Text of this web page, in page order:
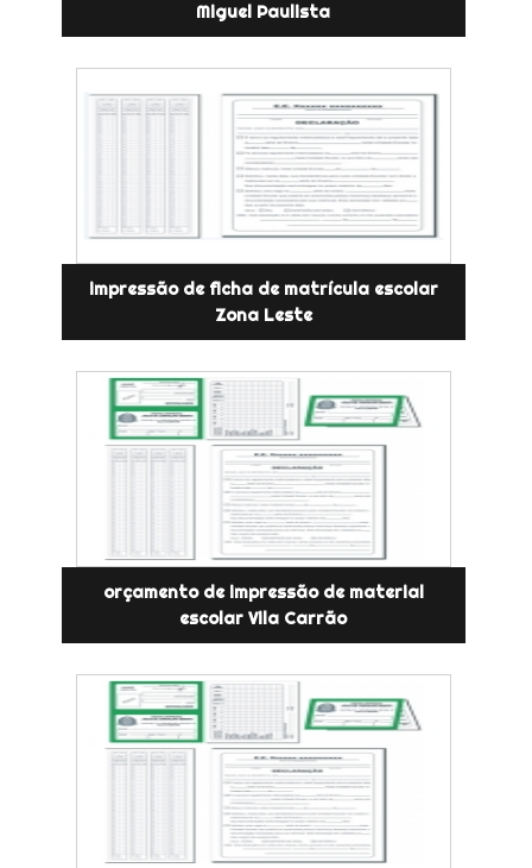
Miguel Paulista
impressão de ficha de matrícula escolar
Zona Leste
orçamento de impressão de material
escolar Vila Carrão